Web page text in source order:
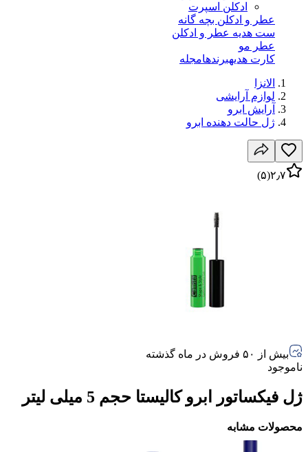
ادکلن اسپرت
عطر و ادکلن بچه گانه
ست هدیه عطر و ادکلن
عطر مو
کارت هدیهبرندهامجله
الانزا
لوازم آرایشی
آرایش ابرو
ژل حالت دهنده ابرو
۲٫۷(۵)
بیش از ۵۰ فروش در ماه گذشته
ناموجود
ژل فیکساتور ابرو کالیستا حجم 5 میلی لیتر
محصولات مشابه